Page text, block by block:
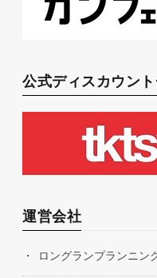
公式ディスカウン
運営会社
ロングランプランニン